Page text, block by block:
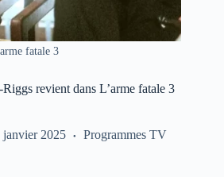
fatale 3
revient dans L’arme fatale 3
janvier 2025 Programmes TV